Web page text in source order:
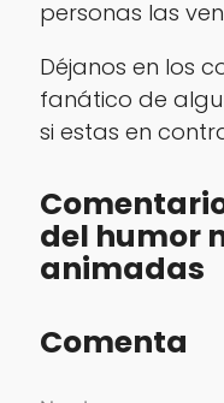
personas las
Déjanos en los
fanático de
si estas en
del humor
animadas
Comenta